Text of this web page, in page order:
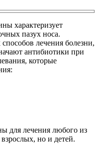
характеризует
пазух носа.
лечения болезни,
антибиотики при
которые
для лечения любого из
взрослых, но и детей.